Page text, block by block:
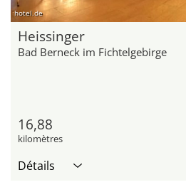
hotel.de
Heissinger
Bad Berneck im Fichtelgebirge
16,88
kilomètres
Détails